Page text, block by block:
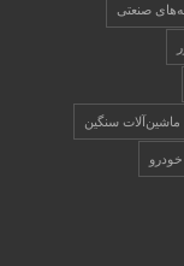
صنعتی
ماشین‌آلات سنگین